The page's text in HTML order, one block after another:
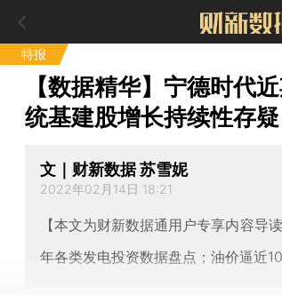
特报
【数据精华】宁德时代
统基建股增长持续性存疑
文｜财新数据 苏雪妮
2022年02月14日 18:21
【本文为财新数据通用户专享内容导
年各类发电投资数据盘点；油价逼近